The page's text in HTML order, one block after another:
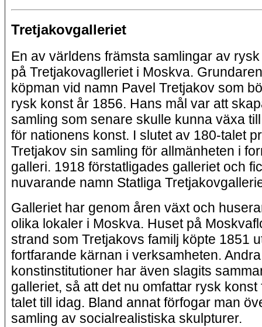
Tretjakovgalleriet
En av världens främsta samlingar av
på Tretjakovaglleriet i Moskva.
köpman vid namn Pavel Tretjakov som
rysk konst år 1856. Hans mål var att
samling som senare skulle kunna växa
för nationens konst. I slutet av 180-talet
Tretjakov sin samling för allmänheten i
galleri. 1918 förstatligades galleriet och
nuvarande namn Statliga
Galleriet har genom åren växt och
olika lokaler i Moskva. Huset på
strand som Tretjakovs familj köpte 1851
fortfarande kärnan i verksamheten. Andra
konstinstitutioner har även slagits
galleriet, så att det nu omfattar rysk konst
talet till idag. Bland annat förfogar man
samling av socialrealistiska skulpturer.